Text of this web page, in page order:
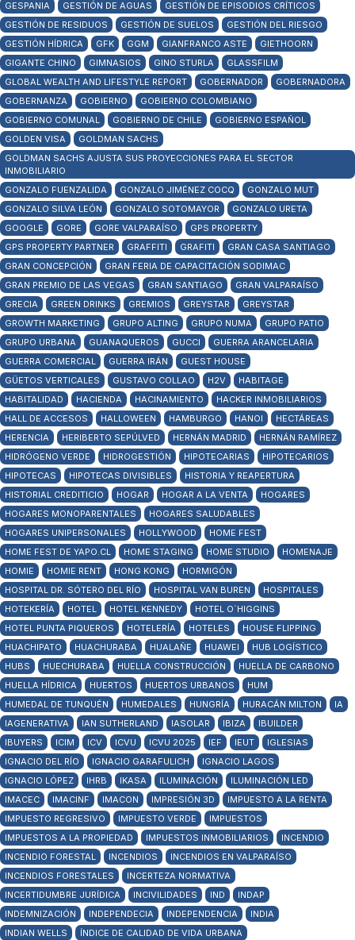
GESPANIA
GESTIÓN DE AGUAS
GESTIÓN DE EPISODIOS CRÍTICOS
GESTIÓN DE RESIDUOS
GESTIÓN DE SUELOS
GESTIÓN DEL RIESGO
GESTIÓN HÍDRICA
GFK GGM GIANFRANCO ASTE
GIETHOORN
GIGANTE CHINO
GIMNASIOS GINO STURLA
GLASSFILM
GLOBAL WEALTH AND LIFESTYLE REPORT
GOBERNADOR
GOBERNADORA
GOBERNANZA
GOBIERNO
GOBIERNO COLOMBIANO
GOBIERNO COMUNAL
GOBIERNO DE CHILE
GOBIERNO ESPAÑOL
GOLDEN VISA
GOLDMAN SACHS
GOLDMAN SACHS AJUSTA SUS PROYECCIONES PARA EL SECTOR
INMOBILIARIO
GONZALO FUENZALIDA
GONZALO JIMÉNEZ COCQ
GONZALO MUT
GONZALO SILVA LEÓN
GONZALO SOTOMAYOR
GONZALO URETA
GOOGLE
GORE GORE VALPARAÍSO
GPS PROPERTY
GPS PROPERTY PARTNER
GRAFFITI GRAFITI
GRAN CASA SANTIAGO
GRAN CONCEPCIÓN
GRAN FERIA DE CAPACITACIÓN SODIMAC
GRAN PREMIO DE LAS VEGAS
GRAN SANTIAGO
GRAN VALPARAÍSO
GRECIA
GREEN DRINKS GREMIOS GREYSTAR
GREYSTAR
GROWTH MARKETING
GRUPO ALTING GRUPO NUMA
GRUPO PATIO
GRUPO URBANA
GUANAQUEROS GUCCI
GUERRA ARANCELARIA
GUERRA COMERCIAL
GUERRA IRÁN
GUEST HOUSE
GÜETOS VERTICALES
GUSTAVO COLLAO H2V
HABITAGE
HABITALIDAD
HACIENDA HACINAMIENTO
HACKER INMOBILIARIOS
HALL DE ACCESOS
HALLOWEEN HAMBURGO HANOI
HECTÁREAS
HERENCIA
HERIBERTO SEPÚLVED HERNÁN MADRID
HERNÁN RAMÍREZ
HIDRÓGENO VERDE
HIDROGESTIÓN HIPOTECARIAS
HIPOTECARIOS
HIPOTECAS
HIPOTECAS DIVISIBLES
HISTORIA Y REAPERTURA
HISTORIAL CREDITICIO
HOGAR HOGAR A LA VENTA
HOGARES
HOGARES MONOPARENTALES
HOGARES SALUDABLES
HOGARES UNIPERSONALES
HOLLYWOOD
HOME FEST
HOME FEST DE YAPO.CL
HOME STAGING HOME STUDIO
HOMENAJE
HOMIE
HOMIE RENT HONG KONG
HORMIGÓN
HOSPITAL DR. SÓTERO DEL RÍO
HOSPITAL VAN BUREN
HOSPITALES
HOTEKERÍA
HOTEL HOTEL KENNEDY
HOTEL O´HIGGINS
HOTEL PUNTA PIQUEROS
HOTELERÍA HOTELES
HOUSE FLIPPING
HUACHIPATO
HUACHURABA HUALAÑE HUAWEI
HUB LOGÍSTICO
HUBS
HUECHURABA HUELLA CONSTRUCCIÓN
HUELLA DE CARBONO
HUELLA HÍDRICA
HUERTOS HUERTOS URBANOS
HUM
HUMEDAL DE TUNQUÉN
HUMEDALES HUNGRÍA HURACÁN MILTON
IA
IAGENERATIVA
IAN SUTHERLAND IASOLAR IBIZA
IBUILDER
IBUYERS
ICIM ICV ICVU ICVU 2025 IEF IEUT
IGLESIAS
IGNACIO DEL RÍO
IGNACIO GARAFULICH
IGNACIO LAGOS
IGNACIO LÓPEZ
IHRB IKASA ILUMINACIÓN
ILUMINACIÓN LED
IMACEC
IMACINF IMACON IMPRESIÓN 3D
IMPUESTO A LA RENTA
IMPUESTO REGRESIVO
IMPUESTO VERDE
IMPUESTOS
IMPUESTOS A LA PROPIEDAD
IMPUESTOS INMOBILIARIOS
INCENDIO
INCENDIO FORESTAL
INCENDIOS
INCENDIOS EN VALPARAÍSO
INCENDIOS FORESTALES
INCERTEZA NORMATIVA
INCERTIDUMBRE JURÍDICA
INCIVILIDADES IND
INDAP
INDEMNIZACIÓN
INDEPENDECIA INDEPENDENCIA
INDIA
INDIAN WELLS
ÍNDICE DE CALIDAD DE VIDA URBANA